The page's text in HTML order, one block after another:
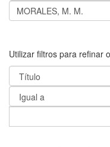
Utilizar filtros para refinar